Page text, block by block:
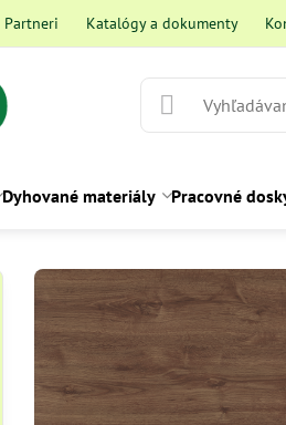
Partneri Katalógy a dokumenty
Dyhované materiály Pracovné